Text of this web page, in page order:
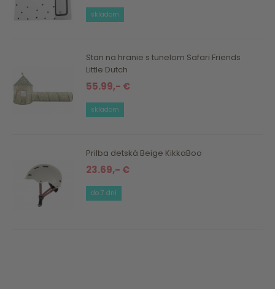
skladom
Stan na hranie s tunelom Safari Friends
Little Dutch
55.99,- €
skladom
Prilba detská Beige KikkaBoo
23.69,- €
do 7 dní